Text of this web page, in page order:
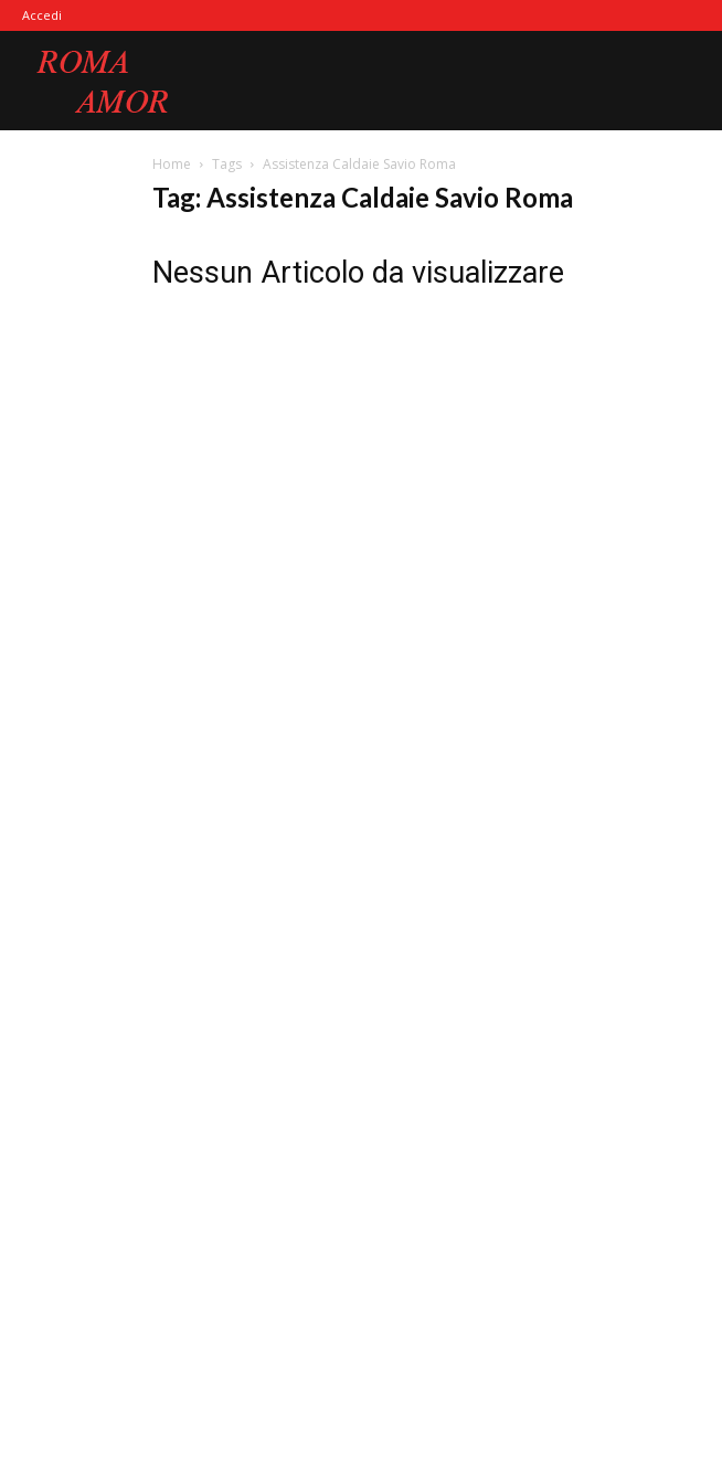
Accedi
Amor
Home Tags Assistenza Caldaie Savio Roma
Tag: Assistenza Caldaie Savio Roma
Nessun Articolo da visualizzare